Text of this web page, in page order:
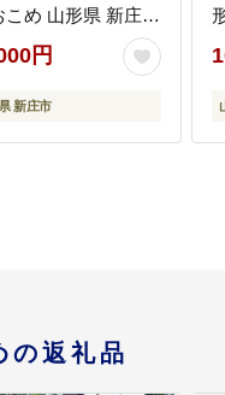
こめ 山形県 新庄市
2650
円
新庄市
の返礼品